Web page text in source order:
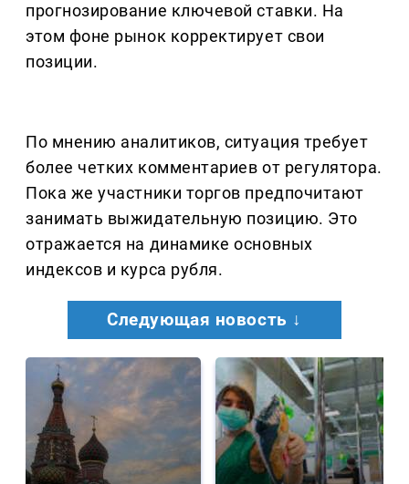
прогнозирование ключевой ставки. На
этом фоне рынок корректирует свои
позиции.
По мнению аналитиков, ситуация требует
более четких комментариев от регулятора.
Пока же участники торгов предпочитают
занимать выжидательную позицию. Это
отражается на динамике основных
индексов и курса рубля.
Следующая новость ↓